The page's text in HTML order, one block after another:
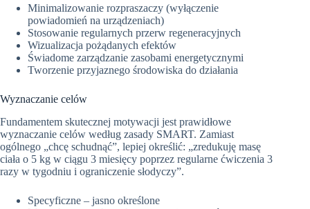
Minimalizowanie rozpraszaczy (wyłączenie
powiadomień na urządzeniach)
Stosowanie regularnych przerw regeneracyjnych
Wizualizacja pożądanych efektów
Świadome zarządzanie zasobami energetycznymi
Tworzenie przyjaznego środowiska do działania
Wyznaczanie celów
Fundamentem skutecznej motywacji jest prawidłowe
wyznaczanie celów według zasady SMART. Zamiast
ogólnego „chcę schudnąć”, lepiej określić: „zredukuję masę
ciała o 5 kg w ciągu 3 miesięcy poprzez regularne ćwiczenia 3
razy w tygodniu i ograniczenie słodyczy”.
Specyficzne – jasno określone